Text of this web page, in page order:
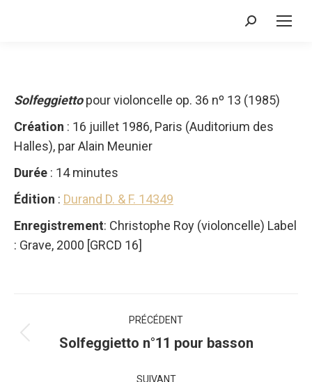
Recherche
Solfeggiettopour violoncelle op. 36 nº 13 (1985)
Création : 16 juillet 1986, Paris (Auditorium des
Halles), par Alain Meunier
Durée : 14 minutes
Édition : Durand D. & F. 14349
Enregistrement: Christophe Roy (violoncelle) Label
: Grave, 2000 [GRCD 16]
de
PRÉCÉDENT
Onglet
Solfeggietto n°11 pour basson
SUIVANT